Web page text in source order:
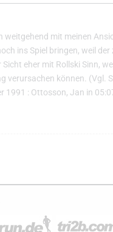
mit meinen
ins Spiel bringen, weil
eher mit Rollski Sinn,
verursachen können. (Vgl.
1991 : Ottosson, Jan in